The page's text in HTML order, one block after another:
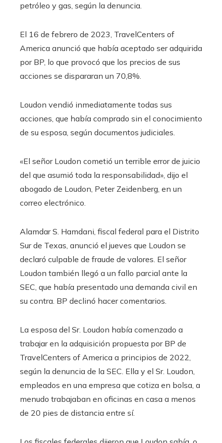
petróleo y gas, según la denuncia.
El 16 de febrero de 2023, TravelCenters of
America anunció que había aceptado ser adquirida
por BP, lo que provocó que los precios de sus
acciones se dispararan un 70,8%.
Loudon vendió inmediatamente todas sus
acciones, que había comprado sin el conocimiento
de su esposa, según documentos judiciales.
«El señor Loudon cometió un terrible error de juicio
del que asumió toda la responsabilidad», dijo el
abogado de Loudon, Peter Zeidenberg, en un
correo electrónico.
Alamdar S. Hamdani, fiscal federal para el Distrito
Sur de Texas, anunció el jueves que Loudon se
declaró culpable de fraude de valores. El señor
Loudon también llegó a un fallo parcial ante la
SEC, que había presentado una demanda civil en
su contra. BP declinó hacer comentarios.
La esposa del Sr. Loudon había comenzado a
trabajar en la adquisición propuesta por BP de
TravelCenters of America a principios de 2022,
según la denuncia de la SEC. Ella y el Sr. Loudon,
empleados en una empresa que cotiza en bolsa, a
menudo trabajaban en oficinas en casa a menos
de 20 pies de distancia entre sí.